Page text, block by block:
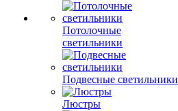
Потолочные
светильники
Подвесные светильники
Люстры